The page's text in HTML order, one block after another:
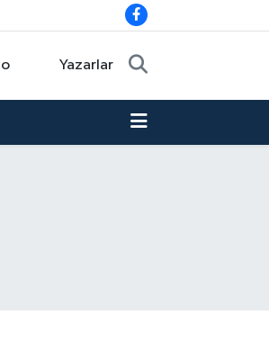
Yazarlar